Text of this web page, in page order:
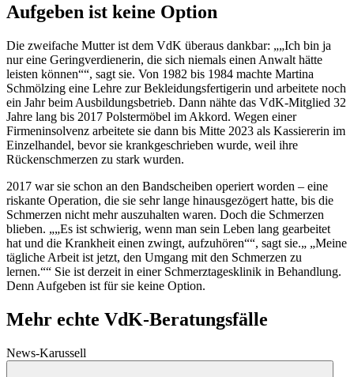
Aufgeben ist keine Option
Die zweifache Mutter ist dem VdK überaus dankbar:
„Ich bin ja
nur eine Geringverdienerin, die sich niemals einen Anwalt hätte
leisten können“ , sagt sie. Von 1982 bis 1984 machte Martina
Schmölzing eine Lehre zur Bekleidungsfertigerin und arbeitete noch
ein Jahr beim Ausbildungsbetrieb. Dann nähte das VdK-Mitglied 32
Jahre lang bis 2017 Polstermöbel im Akkord. Wegen einer
Firmeninsolvenz arbeitete sie dann bis Mitte 2023 als Kassiererin im
Einzelhandel, bevor sie krankgeschrieben wurde, weil ihre
Rückenschmerzen zu stark wurden.
2017 war sie schon an den Bandscheiben operiert worden – eine
riskante Operation, die sie sehr lange hinausgezögert hatte, bis die
Schmerzen nicht mehr auszuhalten waren. Doch die Schmerzen
blieben.
„Es ist schwierig, wenn man sein Leben lang gearbeitet
hat und die Krankheit einen zwingt, aufzuhören“ , sagt sie.
„Meine
tägliche Arbeit ist jetzt, den Umgang mit den Schmerzen zu
lernen.“
Sie ist derzeit in einer Schmerztagesklinik in Behandlung.
Denn Aufgeben ist für sie keine Option.
Mehr echte VdK-Beratungsfälle
News-Karussell